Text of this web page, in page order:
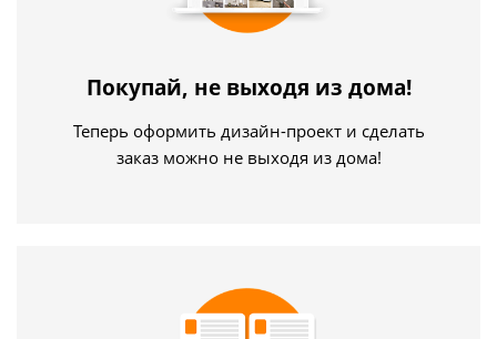
Покупай, не выходя из дома!
Теперь оформить дизайн-проект и сделать
заказ можно не выходя из дома!